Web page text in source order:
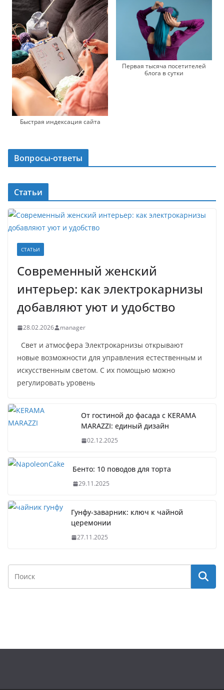
Быстрая индексация сайта
Первая тысяча посетителей
блога в сутки
Вопросы-ответы
Статьи
СТАТЬИ
Современный женский
интерьер: как электрокарнизы
добавляют уют и удобство
28.02.2026 manager
Свет и атмосфера Электрокарнизы открывают
новые возможности для управления естественным и
искусственным светом. С их помощью можно
регулировать уровень
От гостиной до фасада с KERAMA
MARAZZI: единый дизайн
02.12.2025
Бенто: 10 поводов для торта
29.11.2025
Гунфу-заварник: ключ к чайной
церемонии
27.11.2025